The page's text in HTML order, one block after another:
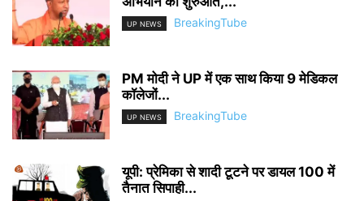
UP NEWS BreakingTube
PM मोदी ने UP में एक साथ किया 9 मेडिकल
कॉलेजों...
UP NEWS BreakingTube
यूपी: प्रेमिका से शादी टूटने पर डायल 100 में
तैनात सिपाही...